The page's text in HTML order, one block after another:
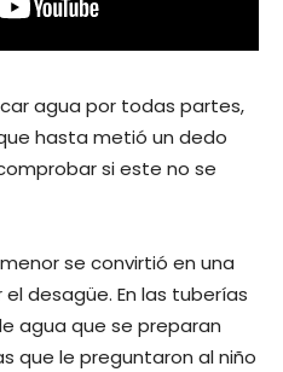
agua por todas partes,
hasta metió un dedo
si este no se
se convirtió en una
desagüe. En las tuberías
agua que se preparan
que le preguntaron al niño